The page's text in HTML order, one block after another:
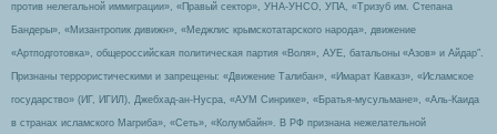
против нелегальной иммиграции», «Правый сектор», УНА-УНСО, УПА, «Тризуб им. Степана
Бандеры», «Мизантропик дивижн», «Меджлис крымскотатарского народа», движение
«Артподготовка», общероссийская политическая партия «Воля», АУЕ, батальоны «Азов» и Айдар″.
Признаны террористическими и запрещены: «Движение Талибан», «Имарат Кавказ», «Исламское
государство» (ИГ, ИГИЛ), Джебхад-ан-Нусра, «АУМ Синрике», «Братья-мусульмане», «Аль-Каида
в странах исламского Магриба», «Сеть», «Колумбайн». В РФ признана нежелательной